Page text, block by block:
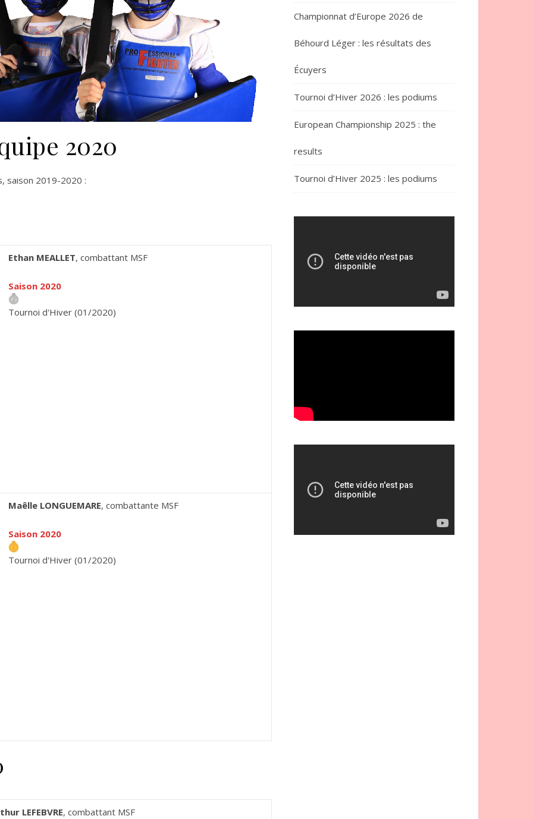
2020
saison 2019-2020 :
Ethan MEALLET, combattant MSF
Saison 2020
Tournoi d'Hiver (01/2020)
Maêlle LONGUEMARE, combattante MSF
Saison 2020
Tournoi d'Hiver (01/2020)
LEFEBVRE, combattant MSF
Championnat d’Europe 2026 de
Béhourd Léger : les résultats des
Écuyers
Tournoi d’Hiver 2026 : les podiums
European Championship 2025 : the
results
Tournoi d’Hiver 2025 : les podiums